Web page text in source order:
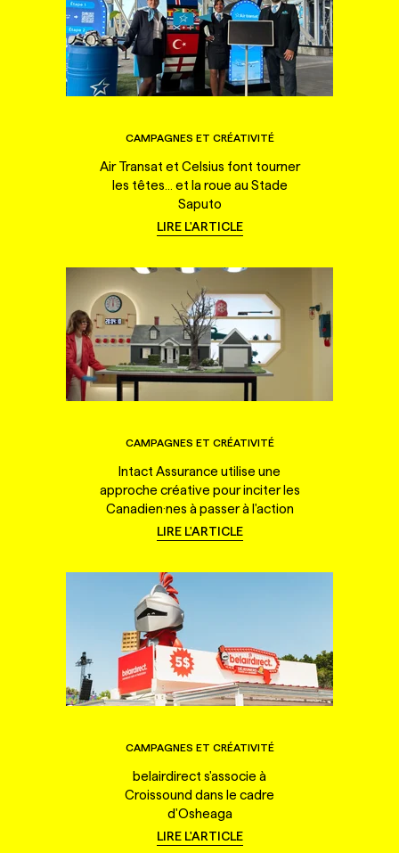
CAMPAGNES ET CRÉATIVITÉ
Air Transat et Celsius font tourner
les têtes... et la roue au Stade
Saputo
LIRE L'ARTICLE
CAMPAGNES ET CRÉATIVITÉ
Intact Assurance utilise une
approche créative pour inciter les
Canadien·nes à passer à l'action
LIRE L'ARTICLE
CAMPAGNES ET CRÉATIVITÉ
belairdirect s'associe à
Croissound dans le cadre
d'Osheaga
LIRE L'ARTICLE